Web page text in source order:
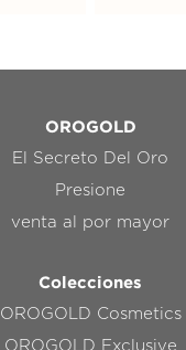
OROGOLD
El Secreto Del Oro
Presione
venta al por mayor
Colecciones
OROGOLD Cosmetics
OROGOLD Exclusive